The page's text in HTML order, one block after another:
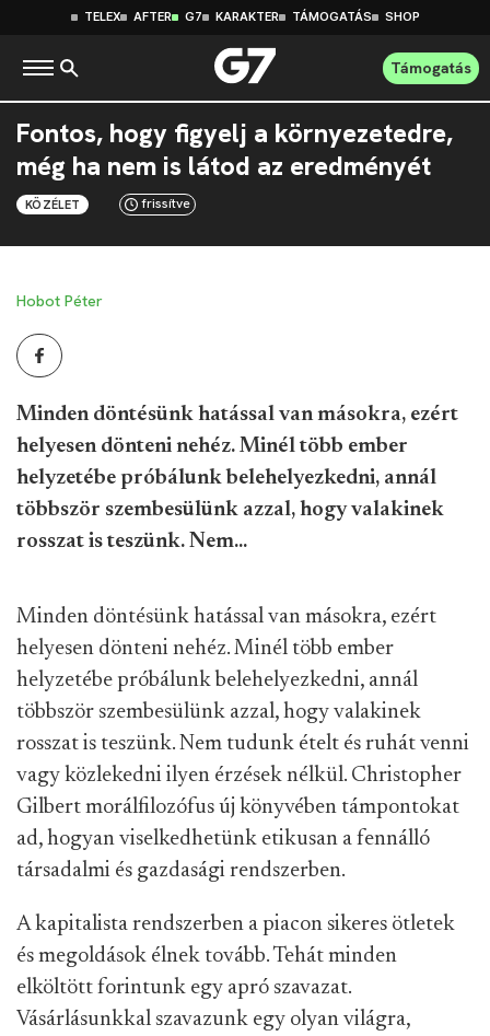
TELEX AFTER G7 KARAKTER TÁMOGATÁS SHOP
Támogatás
Fontos, hogy figyelj a környezetedre,
még ha nem is látod az eredményét
KÖZÉLET frissítve
Hobot Péter
Minden döntésünk hatással van másokra, ezért
helyesen dönteni nehéz. Minél több ember
helyzetébe próbálunk belehelyezkedni, annál
többször szembesülünk azzal, hogy valakinek
rosszat is teszünk. Nem...
Minden döntésünk hatással van másokra, ezért
helyesen dönteni nehéz. Minél több ember
helyzetébe próbálunk belehelyezkedni, annál
többször szembesülünk azzal, hogy valakinek
rosszat is teszünk. Nem tudunk ételt és ruhát venni
vagy közlekedni ilyen érzések nélkül. Christopher
Gilbert morálfilozófus új könyvében támpontokat
ad, hogyan viselkedhetünk etikusan a fennálló
társadalmi és gazdasági rendszerben.
A kapitalista rendszerben a piacon sikeres ötletek
és megoldások élnek tovább. Tehát minden
elköltött forintunk egy apró szavazat.
Vásárlásunkkal szavazunk egy olyan világra,